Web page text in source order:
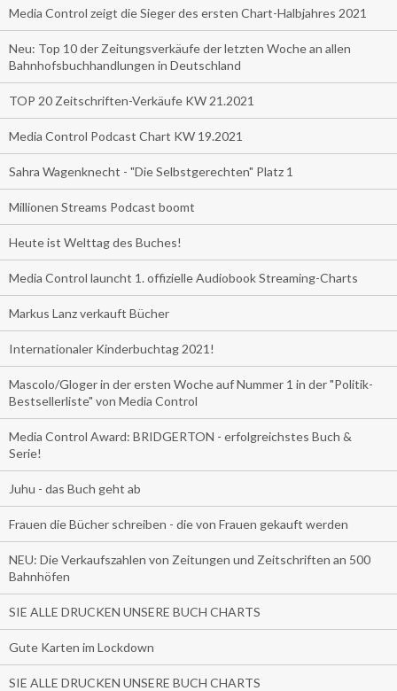
Media Control zeigt die Sieger des ersten Chart-Halbjahres 2021
Neu: Top 10 der Zeitungsverkäufe der letzten Woche an allen
Bahnhofsbuchhandlungen in Deutschland
TOP 20 Zeitschriften-Verkäufe KW 21.2021
Media Control Podcast Chart KW 19.2021
Sahra Wagenknecht - "Die Selbstgerechten" Platz 1
Millionen Streams Podcast boomt
Heute ist Welttag des Buches!
Media Control launcht 1. offizielle Audiobook Streaming-Charts
Markus Lanz verkauft Bücher
Internationaler Kinderbuchtag 2021!
Mascolo/Gloger in der ersten Woche auf Nummer 1 in der "Politik-
Bestsellerliste" von Media Control
Media Control Award: BRIDGERTON - erfolgreichstes Buch &
Serie!
Juhu - das Buch geht ab
Frauen die Bücher schreiben - die von Frauen gekauft werden
NEU: Die Verkaufszahlen von Zeitungen und Zeitschriften an 500
Bahnhöfen
SIE ALLE DRUCKEN UNSERE BUCH CHARTS
Gute Karten im Lockdown
SIE ALLE DRUCKEN UNSERE BUCH CHARTS